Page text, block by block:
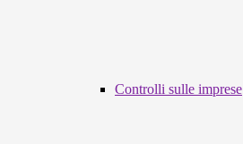
Controlli sulle imprese